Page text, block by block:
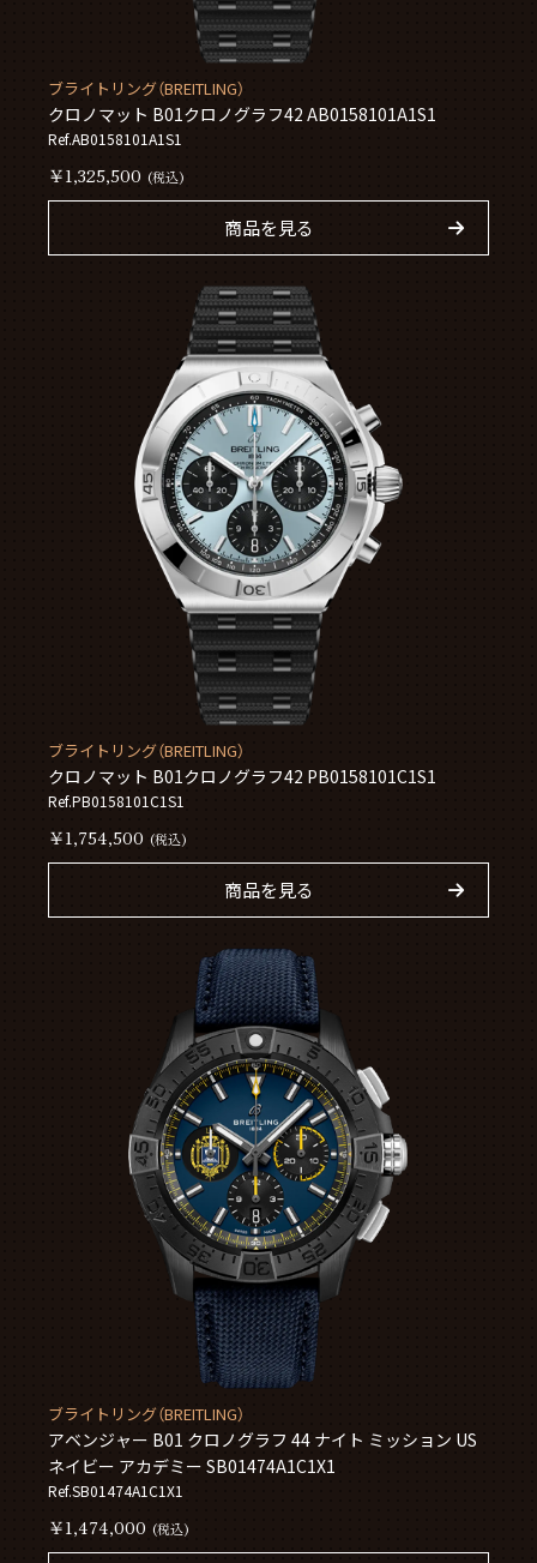
ブライトリング（BREITLING）
クロノマット B01クロノグラフ42 AB0158101A1S1
Ref.AB0158101A1S1
￥1,325,500 (税込)
商品を見る
ブライトリング（BREITLING）
クロノマット B01クロノグラフ42 PB0158101C1S1
Ref.PB0158101C1S1
￥1,754,500 (税込)
商品を見る
ブライトリング（BREITLING）
アベンジャー B01 クロノグラフ 44 ナイト ミッション US
ネイビー アカデミー SB01474A1C1X1
Ref.SB01474A1C1X1
￥1,474,000 (税込)